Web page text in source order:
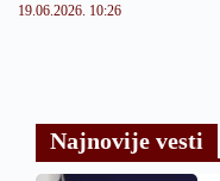
19.06.2026. 10:26
Najnovije vesti